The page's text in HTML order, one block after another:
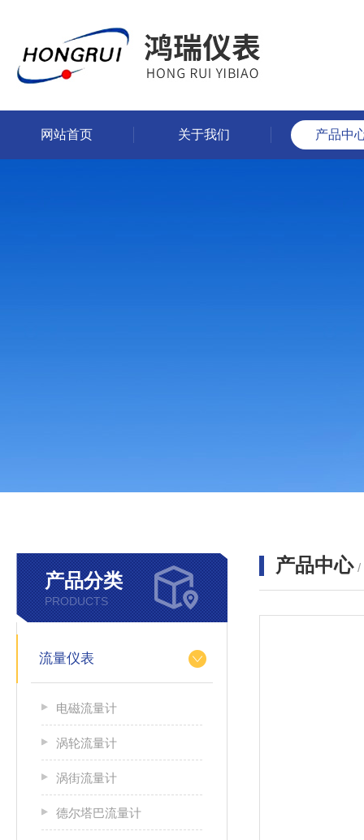
网站首页 关于我们 产品中
产品分类
PRODUCTS
流量仪表
电磁流量计
涡轮流量计
涡街流量计
德尔塔巴流量计
产品中心 /